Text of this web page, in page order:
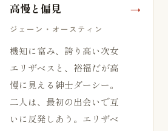
高慢と偏見
ジェーン・オースティン
機知に富み、誇り高い次女
エリザベスと、裕福だが高
慢に見える紳士ダーシー。
二人は、最初の出会いで互
いに反発しあう。エリザベ